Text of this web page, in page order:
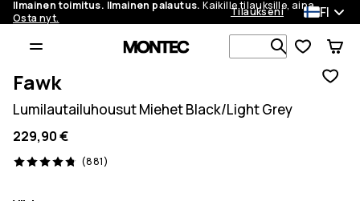
Ilmainen toimitus. Ilmainen palautus. Kaikille tilauksille, aina.
Osta nyt.
Tilaukseni FI
Etsi 1 000+
Fawk
Lumilautailuhousut Miehet Black/Light Grey
229,90 €
(881)
881 arvostelut, 4.8/5